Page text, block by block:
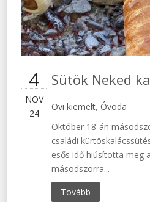
4
NOV
24
Sütök Neked
Ovi kiemelt, Óvoda
Október 18-án
családi
esős idő hiúsította meg
másodszorra...
Tovább